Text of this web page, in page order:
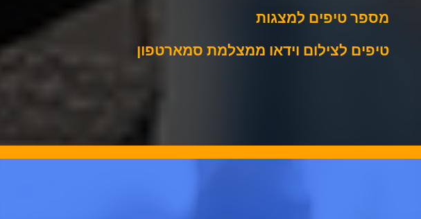
מספר טיפים למצגות
טיפים לצילום וידאו ממצלמת סמארטפון